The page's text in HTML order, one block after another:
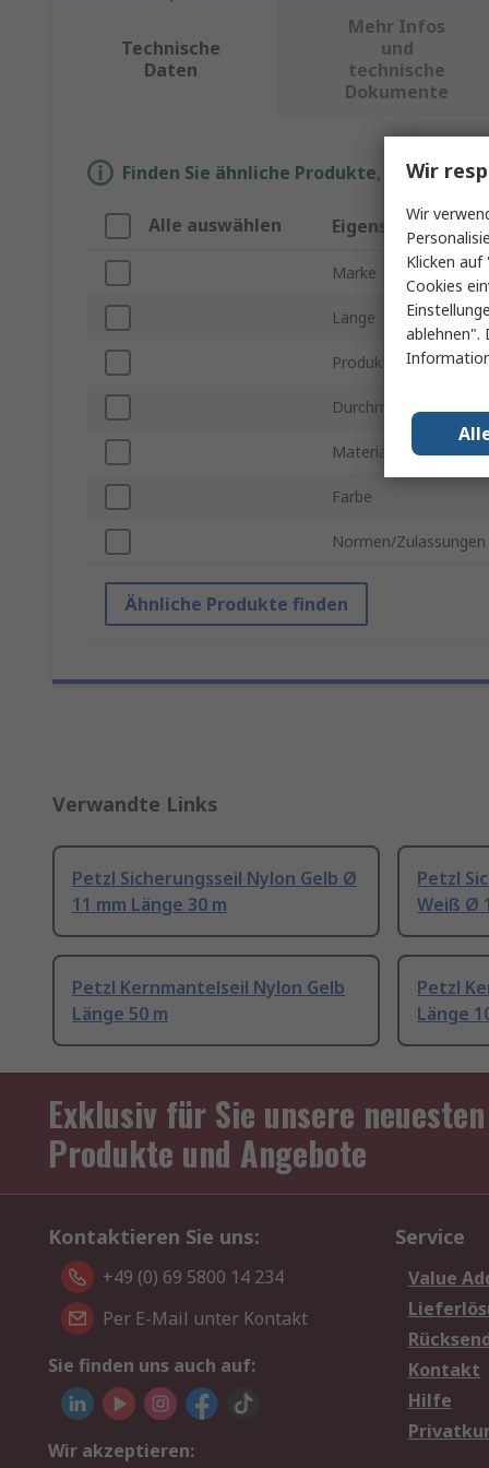
Technische
Daten
Mehr Infos
und
technische
Dokumente
Finden Sie ähnliche Produkte, indem Sie
Alle auswählen Eigenschaft
Marke
Länge
Produkt Typ
Durchmesser
Material
Farbe
Normen/Zulassungen
Ähnliche Produkte finden
Verwandte Links
Petzl Sicherungsseil Nylon Gelb Ø
11 mm Länge 30 m
Petzl
Weiß Ø
Petzl Kernmantelseil Nylon Gelb
Länge 50 m
Petzl
Länge
Exklusiv für Sie unsere neuesten
Produkte und Angebote
Kontaktieren Sie uns:
+49 (0) 69 5800 14 234
Per E-Mail unter Kontakt
Sie finden uns auch auf:
Wir akzeptieren:
Service
Value
Kontakt
Hilfe
Wir
Wir
Klicken
Cookies
ablehnen".